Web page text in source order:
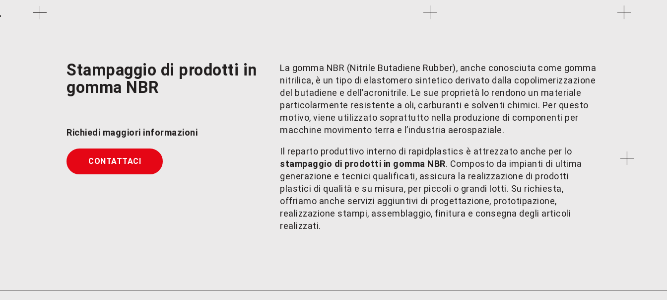
Stampaggio di prodotti in
gomma NBR
Richiedi maggiori informazioni
CONTATTACI
La gomma NBR (Nitrile Butadiene Rubber), anche conosciuta come gomma
nitrilica, è un tipo di elastomero sintetico derivato dalla copolimerizzazione
del butadiene e dell’acronitrile. Le sue proprietà lo rendono un materiale
particolarmente resistente a oli, carburanti e solventi chimici. Per questo
motivo, viene utilizzato soprattutto nella produzione di componenti per
macchine movimento terra e l’industria aerospaziale.
Il reparto produttivo interno di rapidplastics è attrezzato anche per lo
stampaggio di prodotti in gomma NBR. Composto da impianti di ultima
generazione e tecnici qualificati, assicura la realizzazione di prodotti
plastici di qualità e su misura, per piccoli o grandi lotti. Su richiesta,
offriamo anche servizi aggiuntivi di progettazione, prototipazione,
realizzazione stampi, assemblaggio, finitura e consegna degli articoli
realizzati.